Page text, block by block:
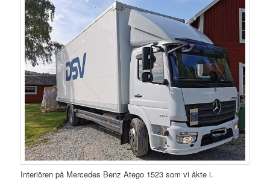
Interiören på Mercedes Benz Atego 1523 som vi åkte i.